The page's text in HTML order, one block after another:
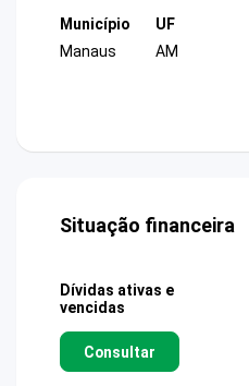
Município
Manaus
UF
AM
Situação financeira
Dívidas ativas e
vencidas
Consultar